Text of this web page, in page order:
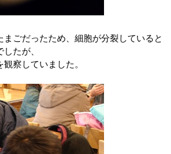
まごだったため、細胞が分裂していると
たが、
察していました。